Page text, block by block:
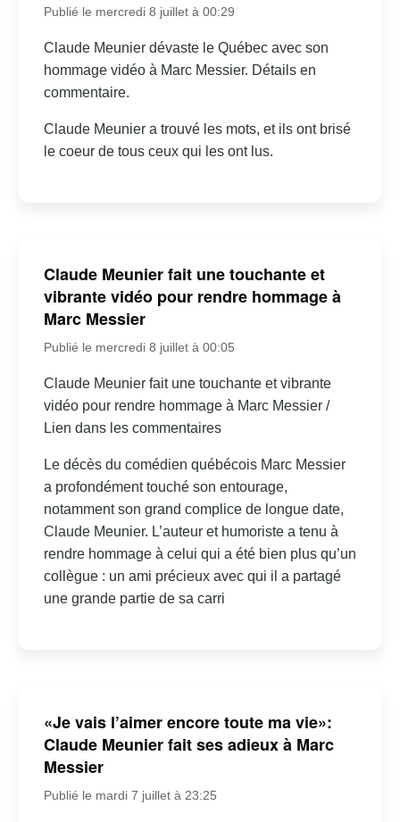
Publié le mercredi 8 juillet à 00:29
Claude Meunier dévaste le Québec avec son
hommage vidéo à Marc Messier. Détails en
commentaire.
Claude Meunier a trouvé les mots, et ils ont brisé
le coeur de tous ceux qui les ont lus.
Claude Meunier fait une touchante et
vibrante vidéo pour rendre hommage à
Marc Messier
Publié le mercredi 8 juillet à 00:05
Claude Meunier fait une touchante et vibrante
vidéo pour rendre hommage à Marc Messier /
Lien dans les commentaires
Le décès du comédien québécois Marc Messier
a profondément touché son entourage,
notamment son grand complice de longue date,
Claude Meunier. L’auteur et humoriste a tenu à
rendre hommage à celui qui a été bien plus qu’un
collègue : un ami précieux avec qui il a partagé
une grande partie de sa carri
«Je vais l’aimer encore toute ma vie»:
Claude Meunier fait ses adieux à Marc
Messier
Publié le mardi 7 juillet à 23:25